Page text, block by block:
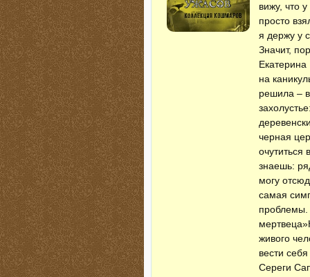
вижу, что
просто
я держу у
Значит,
на
решила –
черная
знаешь:
могу
самая
проблемы.
живого
вести
Сереги